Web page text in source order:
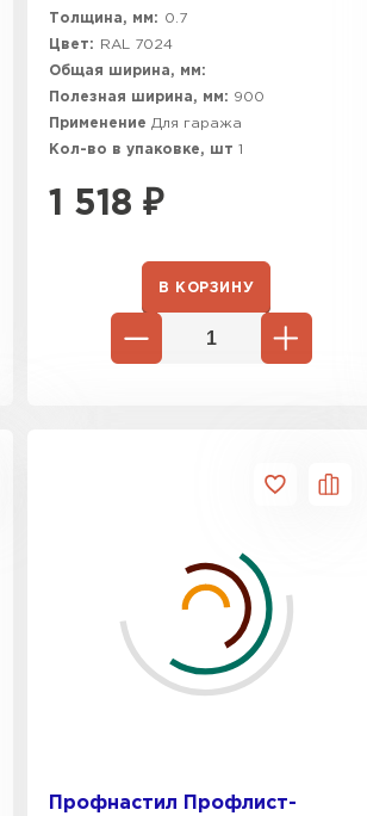
Толщина, мм:
0.7
Цвет:
RAL 7024
Общая ширина, мм:
Полезная ширина, мм: 900
Применение Для гаража
Кол-во в упаковке, шт 1
1 518 ₽
В КОРЗИНУ
Профнастил Профлист-